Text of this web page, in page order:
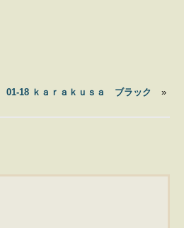
01-18 ｋａｒａｋｕｓａ ブラック »